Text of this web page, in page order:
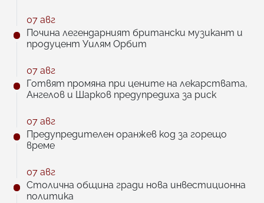
07 авг
Почина легендарният британски музикант и
продуцент Уилям Орбит
07 авг
Готвят промяна при цените на лекарствата,
Ангелов и Шарков предупредиха за риск
07 авг
Предупредителен оранжев код за горещо
време
07 авг
Столична община гради нова инвестиционна
политика